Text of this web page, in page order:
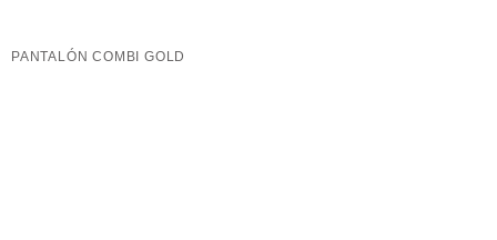
PANTALÓN COMBI GOLD